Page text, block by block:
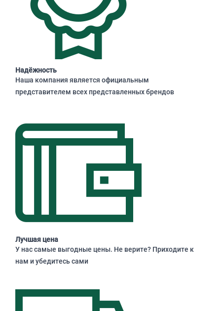
Надёжность
Наша компания является официальным
представителем всех представленных брендов
Лучшая цена
У нас самые выгодные цены. Не верите? Приходите к
нам и убедитесь сами